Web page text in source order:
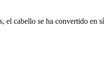
el cabello se ha convertido en